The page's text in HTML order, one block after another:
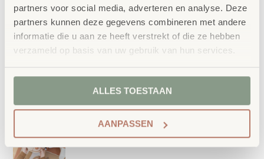
partners voor social media, adverteren en analyse. Deze
partners kunnen deze gegevens combineren met andere
informatie die u aan ze heeft verstrekt of die ze hebben
verzameld op basis van uw gebruik van hun services.
ALLES TOESTAAN
AANPASSEN